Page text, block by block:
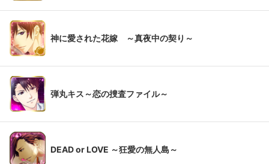
神に愛された花嫁 ～真夜中の契り～
弾丸キス～恋の捜査ファイル～
DEAD or LOVE ～狂愛の無人島～